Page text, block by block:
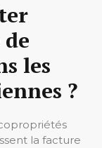
les
?
la facture